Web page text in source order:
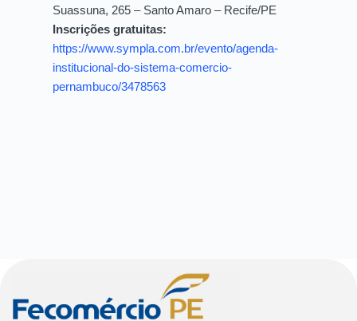
Suassuna, 265 – Santo Amaro – Recife/PE
Inscrições gratuitas:
https://www.sympla.com.br/evento/agenda-
institucional-do-sistema-comercio-
pernambuco/3478563